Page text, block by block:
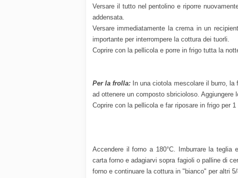
Versare il tutto nel pentolino e riporre
addensata.
Versare immediatamente la crema in un
importante per interrompere la cottura dei tuorli.
Coprire con la pellicola e porre in frigo tutta la
Per la frolla: In una ciotola mescolare il burro,
ad ottenere un composto sbricioloso. Aggiungere
Coprire con la pellicola e far riposare in frigo per 1
Accendere il forno a 180°C. Imburrare la teglia
carta forno e adagiarvi sopra fagioli o palline di
forno e continuare la cottura in "bianco" per altri